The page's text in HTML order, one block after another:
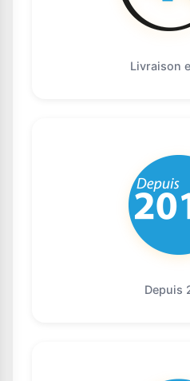
Livraison
Depuis